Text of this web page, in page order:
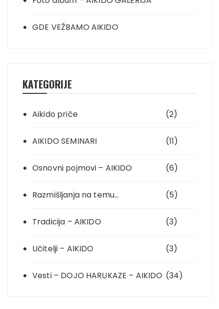
GDE VEŽBAMO AIKIDO
KATEGORIJE
Aikido priče (2)
AIKIDO SEMINARI (11)
Osnovni pojmovi – AIKIDO (6)
Razmišljanja na temu… (5)
Tradicija – AIKIDO (3)
Učitelji – AIKIDO (3)
Vesti – DOJO HARUKAZE – AIKIDO (34)